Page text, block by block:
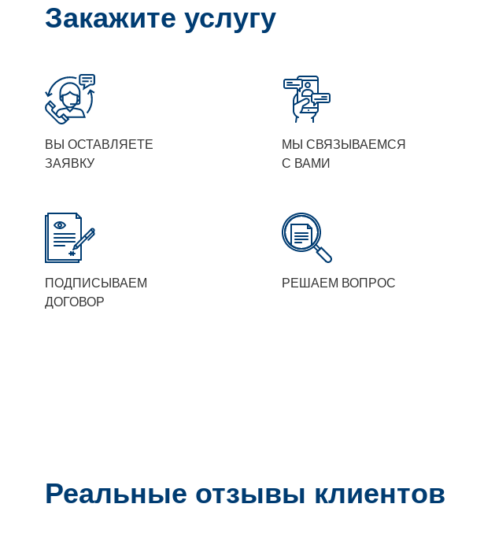
Закажите услугу
ВЫ ОСТАВЛЯЕТЕ
ЗАЯВКУ
МЫ СВЯЗЫВАЕМСЯ
С ВАМИ
ПОДПИСЫВАЕМ
ДОГОВОР
РЕШАЕМ ВОПРОС
Реальные отзывы клиентов